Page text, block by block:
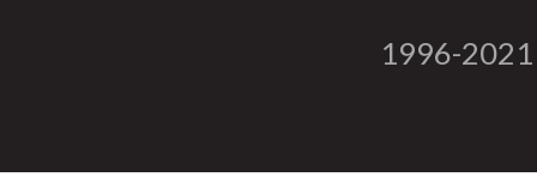
1996-